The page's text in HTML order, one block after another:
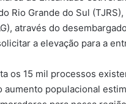
Rio Grande do Sul
através do
a elevação para a
os 15 mil processos
aumento populacional